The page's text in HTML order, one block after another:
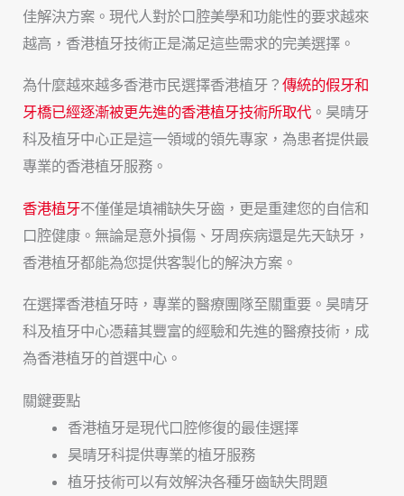
佳解決方案。現代人對於口腔美學和功能性的要求越來
越高，香港植牙技術正是滿足這些需求的完美選擇。
為什麼越來越多香港市民選擇香港植牙 ？傳統的假牙和
牙橋已經逐漸被更先進的香港植牙技術所取代 。昊晴牙
科及植牙中心正是這一領域的領先專家，為患者提供最
專業的香港植牙服務。
香港植牙不僅僅是填補缺失牙齒，更是重建您的自信和
口腔健康。無論是意外損傷、牙周疾病還是先天缺牙，
香港植牙都能為您提供客製化的解決方案。
在選擇香港植牙時，專業的醫療團隊至關重要。昊晴牙
科及植牙中心憑藉其豐富的經驗和先進的醫療技術，成
為香港植牙的首選中心。
關鍵要點
香港植牙是現代口腔修復的最佳選擇
昊晴牙科提供專業的植牙服務
植牙技術可以有效解決各種牙齒缺失問題